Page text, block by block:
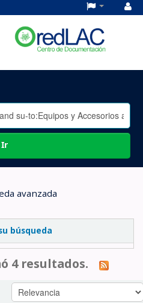
Ir
avanzada
búsqueda
4 resultados.